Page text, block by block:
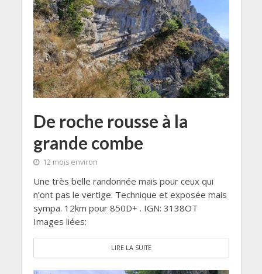
De roche rousse à la
grande combe
12 mois environ
Une très belle randonnée mais pour ceux qui
n’ont pas le vertige. Technique et exposée mais
sympa. 12km pour 850D+ . IGN: 3138OT
Images liées:
LIRE LA SUITE